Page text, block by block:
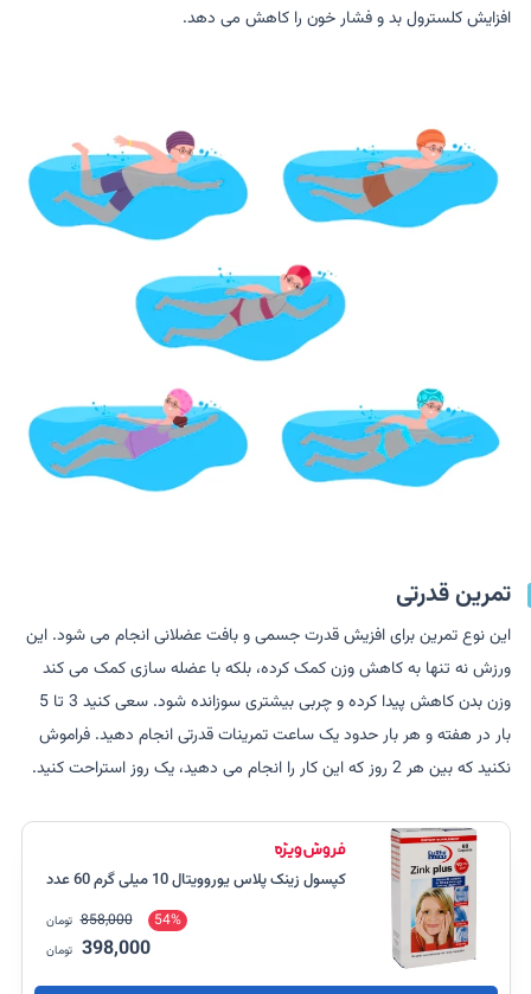
افزایش کلسترول بد و فشار خون را کاهش می دهد.
تمرین قدرتی
این نوع تمرین برای افزیش قدرت جسمی و بافت عضلانی انجام می شود. این
ورزش نه تنها به کاهش وزن کمک کرده، بلکه با عضله سازی کمک می کند
وزن بدن کاهش پیدا کرده و چربی بیشتری سوزانده شود. سعی کنید 3 تا 5
بار در هفته و هر بار حدود یک ساعت تمرینات قدرتی انجام دهید. فراموش
نکنید که بین هر 2 روز که این کار را انجام می دهید، یک روز استراحت کنید.
کپسول زینک پلاس یوروویتال 10 میلی گرم 60 عدد
54%
858,000 تومان
398,000 تومان